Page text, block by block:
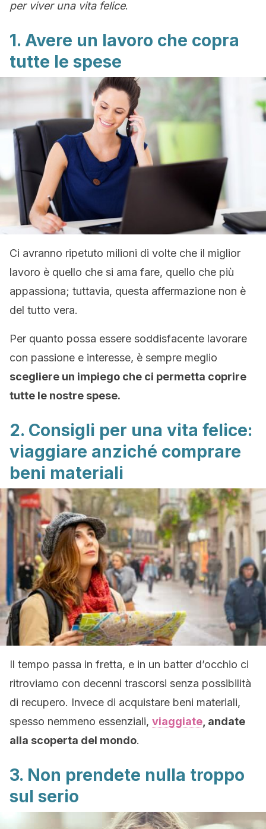
per viver una vita felice.
1. Avere un lavoro che copra
tutte le spese
Ci avranno ripetuto milioni di volte che il miglior
lavoro è quello che si ama fare, quello che più
appassiona; tuttavia, questa affermazione non è
del tutto vera.
Per quanto possa essere soddisfacente lavorare
con passione e interesse, è sempre meglio
scegliere un impiego che ci permetta coprire
tutte le nostre spese.
2. Consigli per una vita felice:
viaggiare anziché comprare
beni materiali
Il tempo passa in fretta, e in un batter d’occhio ci
ritroviamo con decenni trascorsi senza possibilità
di recupero. Invece di acquistare beni materiali,
spesso nemmeno essenziali, viaggiate , andate
alla scoperta del mondo.
3. Non prendete nulla troppo
sul serio